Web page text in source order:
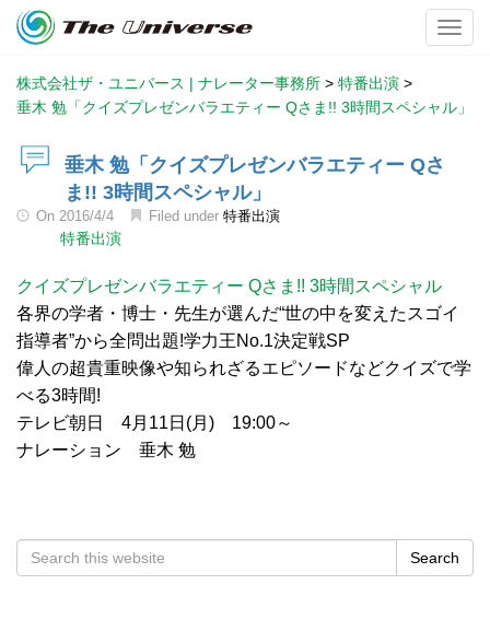
株式会社ザ・ユニバース | ナレーター事務所 > 特番出演 >
垂木 勉「クイズプレゼンバラエティー Qさま!! 3時間スペシャル」
垂木 勉「クイズプレゼンバラエティー Qさ
ま!! 3時間スペシャル」
On 2016/4/4 Filed under 特番出演
特番出演
クイズプレゼンバラエティー Qさま!! 3時間スペシャル
各界の学者・博士・先生が選んだ“世の中を変えたスゴイ
指導者”から全問出題!学力王No.1決定戦SP
偉人の超貴重映像や知られざるエピソードなどクイズで学
べる3時間!
テレビ朝日 4月11日(月) 19:00～
ナレーション 垂木 勉
Search